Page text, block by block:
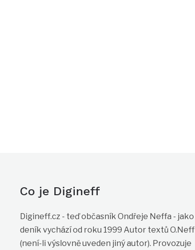
Co je Digineff
Digineff.cz - teď občasník Ondřeje Neffa - jako
deník vychází od roku 1999 Autor textů O.Neff
(není-li výslovně uveden jiný autor). Provozuje